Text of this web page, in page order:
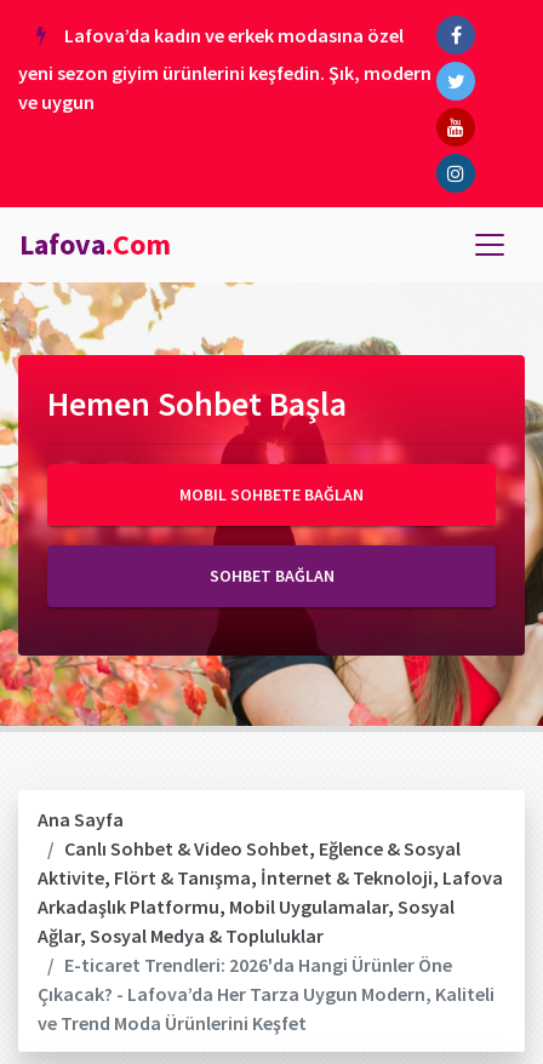
Lafova’da kadın ve erkek modasına özel
yeni sezon giyim ürünlerini keşfedin. Şık, modern
ve uygun
Lafova.Com
Hemen Sohbet Başla
MOBIL SOHBETE BAĞLAN
SOHBET BAĞLAN
Ana Sayfa
Canlı Sohbet & Video Sohbet, Eğlence & Sosyal
Aktivite, Flört & Tanışma, İnternet & Teknoloji, Lafova
Arkadaşlık Platformu, Mobil Uygulamalar, Sosyal
Ağlar, Sosyal Medya & Topluluklar
E-ticaret Trendleri: 2026'da Hangi Ürünler Öne
Çıkacak? - Lafova’da Her Tarza Uygun Modern, Kaliteli
ve Trend Moda Ürünlerini Keşfet